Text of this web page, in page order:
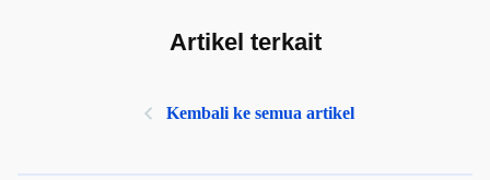
Artikel terkait
Kembali ke semua artikel